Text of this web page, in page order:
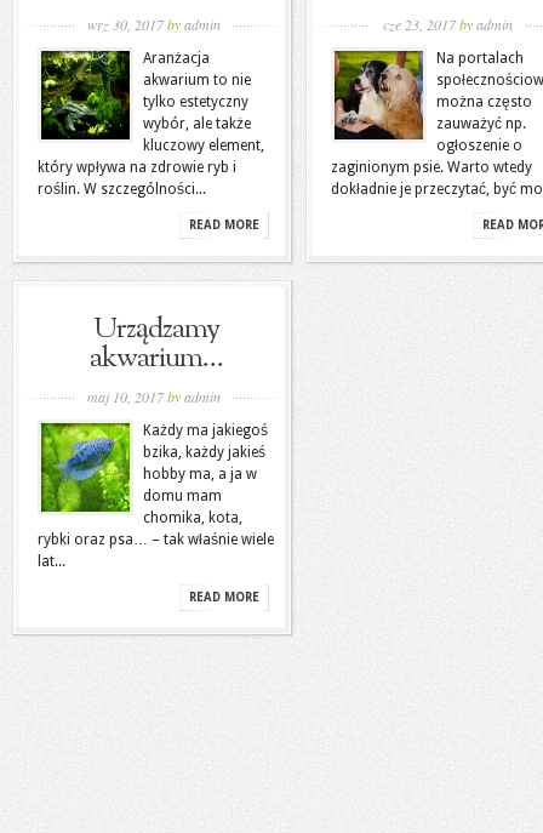
wrz 30, 2017byadmin
Aranżacja
akwarium to nie
tylko estetyczny
wybór, ale także
kluczowy element,
który wpływa na zdrowie ryb i
roślin. W szczególności...
READ MORE
cze 23, 2017by admin
Na portalach
można często
zauważyć np.
ogłoszenie o
zaginionym psie. Warto wtedy
dokładnie je przeczytać, być
READ
Urządzamy
akwarium…
maj 10, 2017byadmin
Każdy ma jakiegoś
bzika, każdy jakieś
hobby ma, a ja w
domu mam
chomika, kota,
rybki oraz psa… – tak właśnie wiele
lat...
READ MORE